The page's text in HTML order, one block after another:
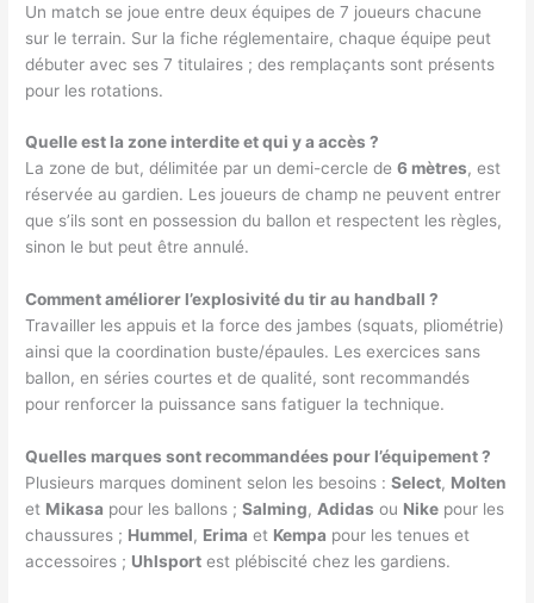
Un match se joue entre deux équipes de 7 joueurs chacune
sur le terrain. Sur la fiche réglementaire, chaque équipe peut
débuter avec ses 7 titulaires ; des remplaçants sont présents
pour les rotations.
Quelle est la zone interdite et qui y a accès ?
La zone de but, délimitée par un demi-cercle de6 mètres, est
réservée au gardien. Les joueurs de champ ne peuvent entrer
que s’ils sont en possession du ballon et respectent les règles,
sinon le but peut être annulé.
Comment améliorer l’explosivité du tir au handball ?
Travailler les appuis et la force des jambes (squats, pliométrie)
ainsi que la coordination buste/épaules. Les exercices sans
ballon, en séries courtes et de qualité, sont recommandés
pour renforcer la puissance sans fatiguer la technique.
Quelles marques sont recommandées pour l’équipement ?
Plusieurs marques dominent selon les besoins :Select, Molten
et Mikasa pour les ballons ;Salming, Adidas ou Nike pour les
chaussures ; Hummel, Erima et Kempa pour les tenues et
accessoires ; Uhlsport est plébiscité chez les gardiens.